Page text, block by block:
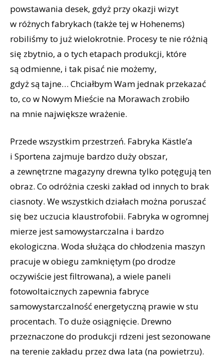
powstawania desek, gdyż przy okazji wizyt
w różnych fabrykach (także tej w Hohenems)
robiliśmy to już wielokrotnie. Procesy te nie różnią
się zbytnio, a o tych etapach produkcji, które
są odmienne, i tak pisać nie możemy,
gdyż są tajne… Chciałbym Wam jednak przekazać
to, co w Nowym Mieście na Morawach zrobiło
na mnie największe wrażenie.
Przede wszystkim przestrzeń. Fabryka Kästle’a
i Sportena zajmuje bardzo duży obszar,
a zewnętrzne magazyny drewna tylko potęgują ten
obraz. Co odróżnia czeski zakład od innych to brak
ciasnoty. We wszystkich działach można poruszać
się bez uczucia klaustrofobii. Fabryka w ogromnej
mierze jest samowystarczalna i bardzo
ekologiczna. Woda służąca do chłodzenia maszyn
pracuje w obiegu zamkniętym (po drodze
oczywiście jest filtrowana), a wiele paneli
fotowoltaicznych zapewnia fabryce
samowystarczalność energetyczną prawie w stu
procentach. To duże osiągnięcie. Drewno
przeznaczone do produkcji rdzeni jest sezonowane
na terenie zakładu przez dwa lata (na powietrzu).